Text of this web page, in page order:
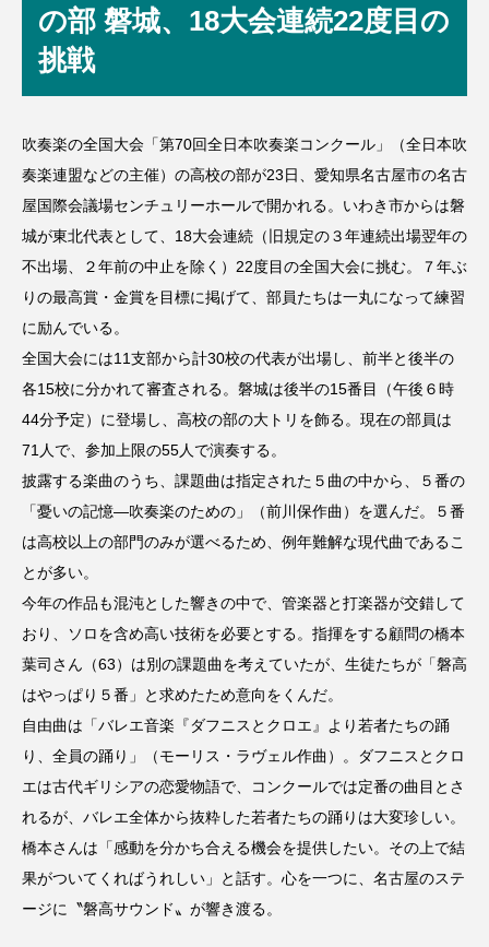
の部 磐城、18大会連続22度目の
挑戦
吹奏楽の全国大会「第70回全日本吹奏楽コンクール」（全日本吹
奏楽連盟などの主催）の高校の部が23日、愛知県名古屋市の名古
屋国際会議場センチュリーホールで開かれる。いわき市からは磐
城が東北代表として、18大会連続（旧規定の３年連続出場翌年の
不出場、２年前の中止を除く）22度目の全国大会に挑む。７年ぶ
りの最高賞・金賞を目標に掲げて、部員たちは一丸になって練習
に励んでいる。
全国大会には11支部から計30校の代表が出場し、前半と後半の
各15校に分かれて審査される。磐城は後半の15番目（午後６時
44分予定）に登場し、高校の部の大トリを飾る。現在の部員は
71人で、参加上限の55人で演奏する。
披露する楽曲のうち、課題曲は指定された５曲の中から、５番の
「憂いの記憶―吹奏楽のための」（前川保作曲）を選んだ。５番
は高校以上の部門のみが選べるため、例年難解な現代曲であるこ
とが多い。
今年の作品も混沌とした響きの中で、管楽器と打楽器が交錯して
おり、ソロを含め高い技術を必要とする。指揮をする顧問の橋本
葉司さん（63）は別の課題曲を考えていたが、生徒たちが「磐高
はやっぱり５番」と求めたため意向をくんだ。
自由曲は「バレエ音楽『ダフニスとクロエ』より若者たちの踊
り、全員の踊り」（モーリス・ラヴェル作曲）。ダフニスとクロ
エは古代ギリシアの恋愛物語で、コンクールでは定番の曲目とさ
れるが、バレエ全体から抜粋した若者たちの踊りは大変珍しい。
橋本さんは「感動を分かち合える機会を提供したい。その上で結
果がついてくればうれしい」と話す。心を一つに、名古屋のステ
ージに〝磐高サウンド〟が響き渡る。